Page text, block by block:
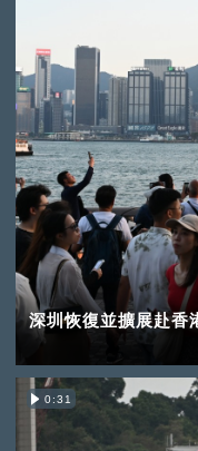
深圳恢復並擴展赴香
0:31